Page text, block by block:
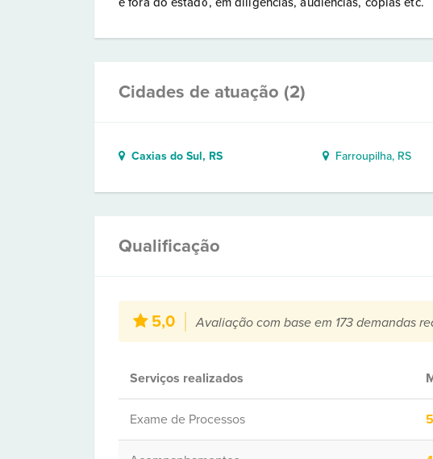
Cidades de atuação (2)
Caxias do Sul, RS Farroupilha, RS
Qualificação
5,0 Avaliação com base em 173 demandas
Serviços realizados
Exame de Processos